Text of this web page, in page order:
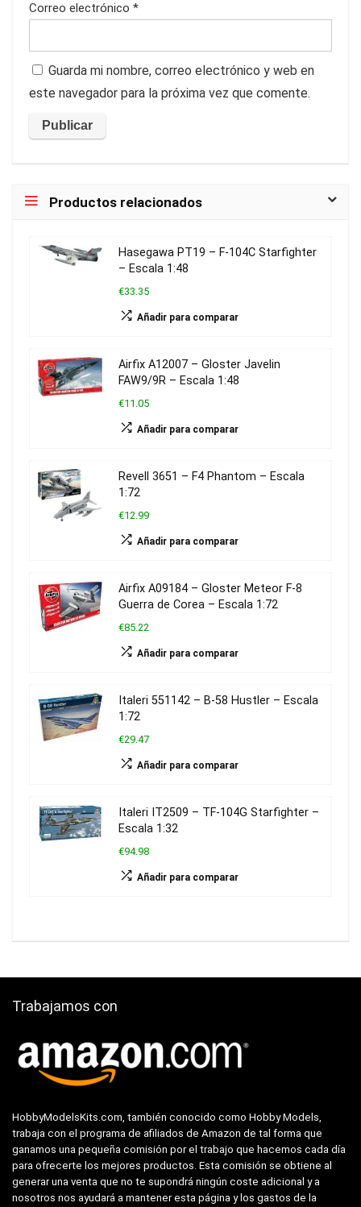
Correo electrónico *
Guarda mi nombre, correo electrónico y web en
este navegador para la próxima vez que comente.
Productos relacionados
Hasegawa PT19 – F-104C Starfighter
– Escala 1:48
€33.35
Añadir para comparar
Airfix A12007 – Gloster Javelin
FAW9/9R – Escala 1:48
€11.05
Añadir para comparar
Revell 3651 – F4 Phantom – Escala
1:72
€12.99
Añadir para comparar
Airfix A09184 – Gloster Meteor F-8
Guerra de Corea – Escala 1:72
€85.22
Añadir para comparar
Italeri 551142 – B-58 Hustler – Escala
1:72
€29.47
Añadir para comparar
Italeri IT2509 – TF-104G Starfighter –
Escala 1:32
€94.98
Añadir para comparar
Trabajamos con
HobbyModelsKits.com, también conocido como Hobby Models,
trabaja con el programa de afiliados de Amazon de tal forma que
ganamos una pequeña comisión por el trabajo que hacemos cada día
para ofrecerte los mejores productos. Esta comisión se obtiene al
generar una venta que no te supondrá ningún coste adicional y a
nosotros nos ayudará a mantener esta página y los gastos de la